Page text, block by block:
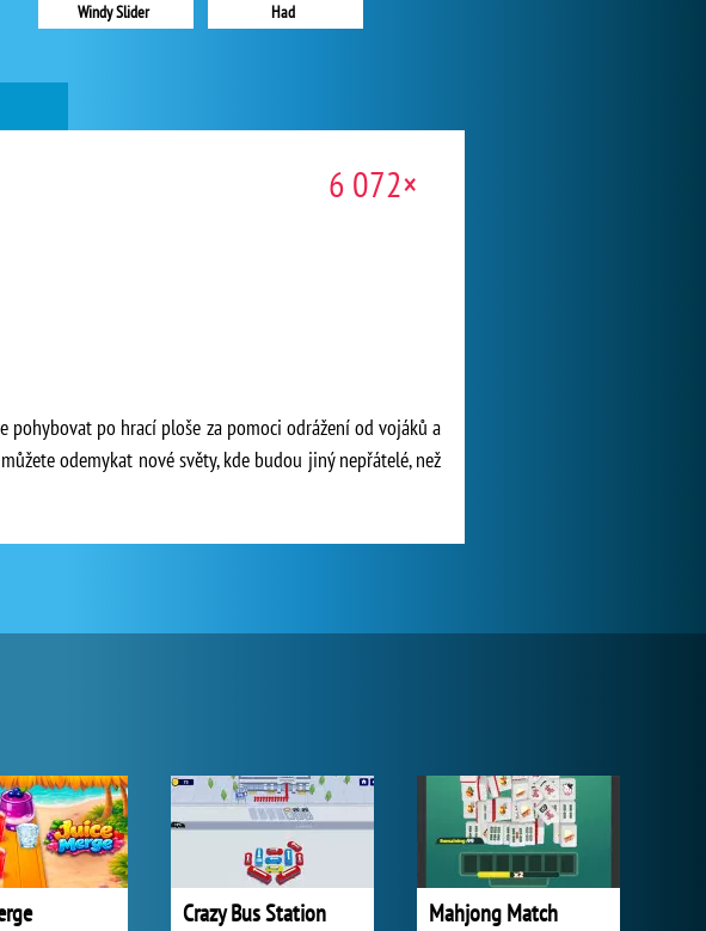
Had
Windy Slider
6 072×
pohybovat po hrací ploše za pomoci odrážení od vojáků a
odemykat nové světy, kde budou jiný nepřátelé, než
Crazy Bus Station Mahjong Match